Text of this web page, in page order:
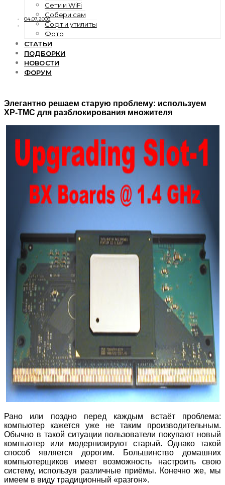
Сети и WiFi
Собери сам
Софт и утилиты
Фото
СТАТЬИ
ПОДБОРКИ
НОВОСТИ
ФОРУМ
04.07.2003
Элегантно решаем старую проблему: используем
XP-TMC для разблокирования множителя
Рано или поздно перед каждым встаёт проблема:
компьютер кажется уже не таким производительным.
Обычно в такой ситуации пользователи покупают новый
компьютер или модернизируют старый. Однако такой
способ является дорогим. Большинство домашних
компьютерщиков имеет возможность настроить свою
систему, используя различные приёмы. Конечно же, мы
имеем в виду традиционный «разгон».